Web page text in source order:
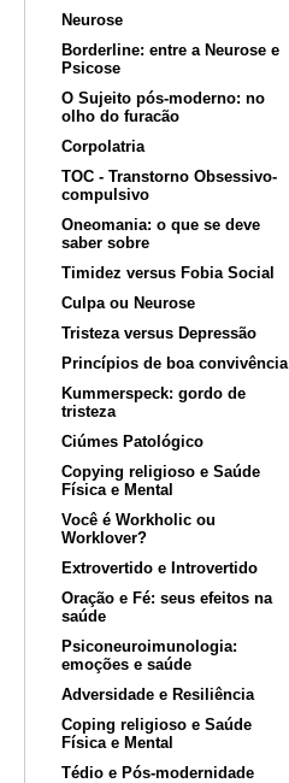
Neurose
Borderline: entre a Neurose e
Psicose
O Sujeito pós-moderno: no
olho do furacão
Corpolatria
TOC - Transtorno Obsessivo-
compulsivo
Oneomania: o que se deve
saber sobre
Timidez versus Fobia Social
Culpa ou Neurose
Tristeza versus Depressão
Princípios de boa convivência
Kummerspeck: gordo de
tristeza
Ciúmes Patológico
Copying religioso e Saúde
Física e Mental
Você é Workholic ou
Worklover?
Extrovertido e Introvertido
Oração e Fé: seus efeitos na
saúde
Psiconeuroimunologia:
emoções e saúde
Adversidade e Resiliência
Coping religioso e Saúde
Física e Mental
Tédio e Pós-modernidade